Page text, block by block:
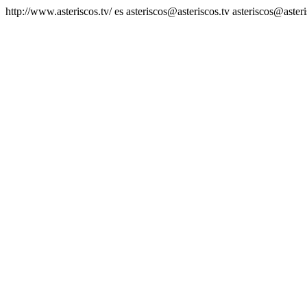
http://www.asteriscos.tv/es asteriscos@asteriscos.tv